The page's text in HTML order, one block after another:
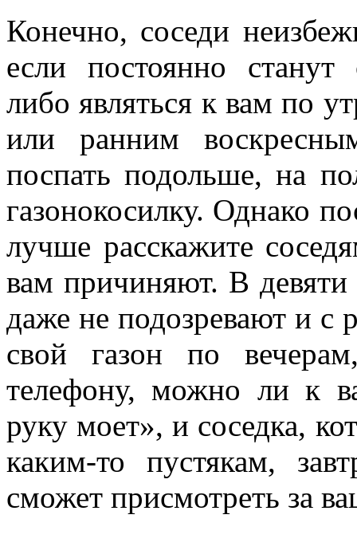
Конечно, соседи
если постоянно станут
либо являться к вам по
или ранним
поспать подольше, на
газонокосилку. Однако
лучше расскажите
вам причиняют. В девяти
даже не подозревают и с
свой газон по
телефону, можно ли к
руку моет», и соседка,
каким-то пустякам,
сможет присмотреть за